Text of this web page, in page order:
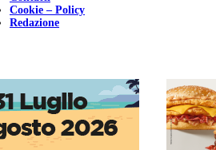
Cookie – Policy
Redazione